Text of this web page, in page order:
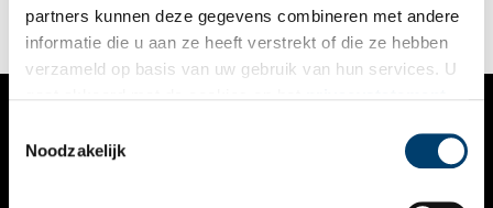
partners kunnen deze gegevens combineren met andere
informatie die u aan ze heeft verstrekt of die ze hebben
verzameld op basis van uw gebruik van hun services. U
Noodzakelijk
VERHALEN